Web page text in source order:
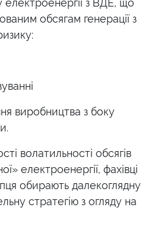
електроенергії з ВДЕ, що
обсягам генерації з
виробництва з боку
волатильності обсягів
електроенергії, фахівці
обирають далекоглядну
стратегію з огляду на